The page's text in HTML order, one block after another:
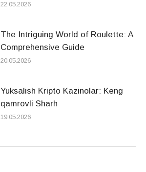
22.05.2026
The Intriguing World of Roulette: A
Comprehensive Guide
20.05.2026
Yuksalish Kripto Kazinolar: Keng
qamrovli Sharh
19.05.2026